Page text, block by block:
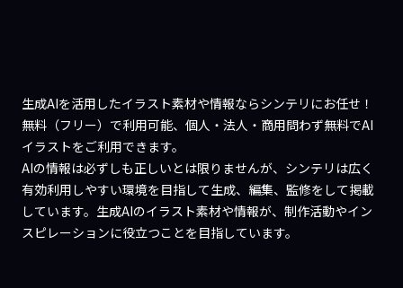
生成AIを活用したイラスト素材や情報ならシンテリにお任せ！
無料（フリー）で利用可能、個人・法人・商用問わず無料でAI
イラストをご利用できます。
AIの情報は必ずしも正しいとは限りませんが、シンテリは広く
有効利用しやすい環境を目指して生成、編集、監修をして掲載
しています。生成AIのイラスト素材や情報が、制作活動やイン
スピレーションに役立つことを目指しています。